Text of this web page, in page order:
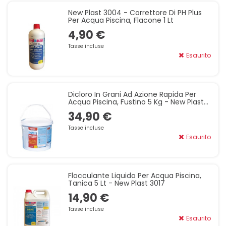
New Plast 3004 - Correttore Di PH Plus
Per Acqua Piscina, Flacone 1 Lt
4,90 €
Tasse incluse
Esaurito
Dicloro In Grani Ad Azione Rapida Per
Acqua Piscina, Fustino 5 Kg - New Plast
3012
34,90 €
Tasse incluse
Esaurito
Flocculante Liquido Per Acqua Piscina,
Tanica 5 Lt - New Plast 3017
14,90 €
Tasse incluse
Esaurito